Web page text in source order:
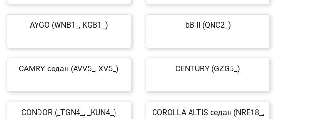
AYGO (WNB1_, KGB1_) bB II (QNC2_)
CAMRY седан (AVV5_, XV5_) CENTURY (GZG5_)
CONDOR (_TGN4_, _KUN4_)
COROLLA ALTIS седан (NRE18_,